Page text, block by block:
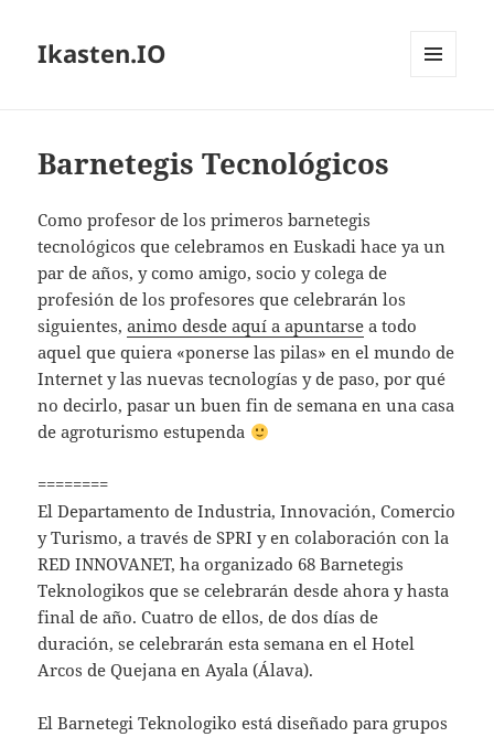
Ikasten.IO
Barnetegis Tecnológicos
Como profesor de los primeros barnetegis
tecnológicos que celebramos en Euskadi hace ya un
par de años, y como amigo, socio y colega de
profesión de los profesores que celebrarán los
siguientes,animo desde aquí a apuntarse a todo
aquel que quiera «ponerse las pilas» en el mundo de
Internet y las nuevas tecnologías y de paso, por qué
no decirlo, pasar un buen fin de semana en una casa
de agroturismo estupenda
========
El Departamento de Industria, Innovación, Comercio
y Turismo, a través de SPRI y en colaboración con la
RED INNOVANET, ha organizado 68 Barnetegis
Teknologikos que se celebrarán desde ahora y hasta
final de año. Cuatro de ellos, de dos días de
duración, se celebrarán esta semana en el Hotel
Arcos de Quejana en Ayala (Álava).
El Barnetegi Teknologiko está diseñado para grupos